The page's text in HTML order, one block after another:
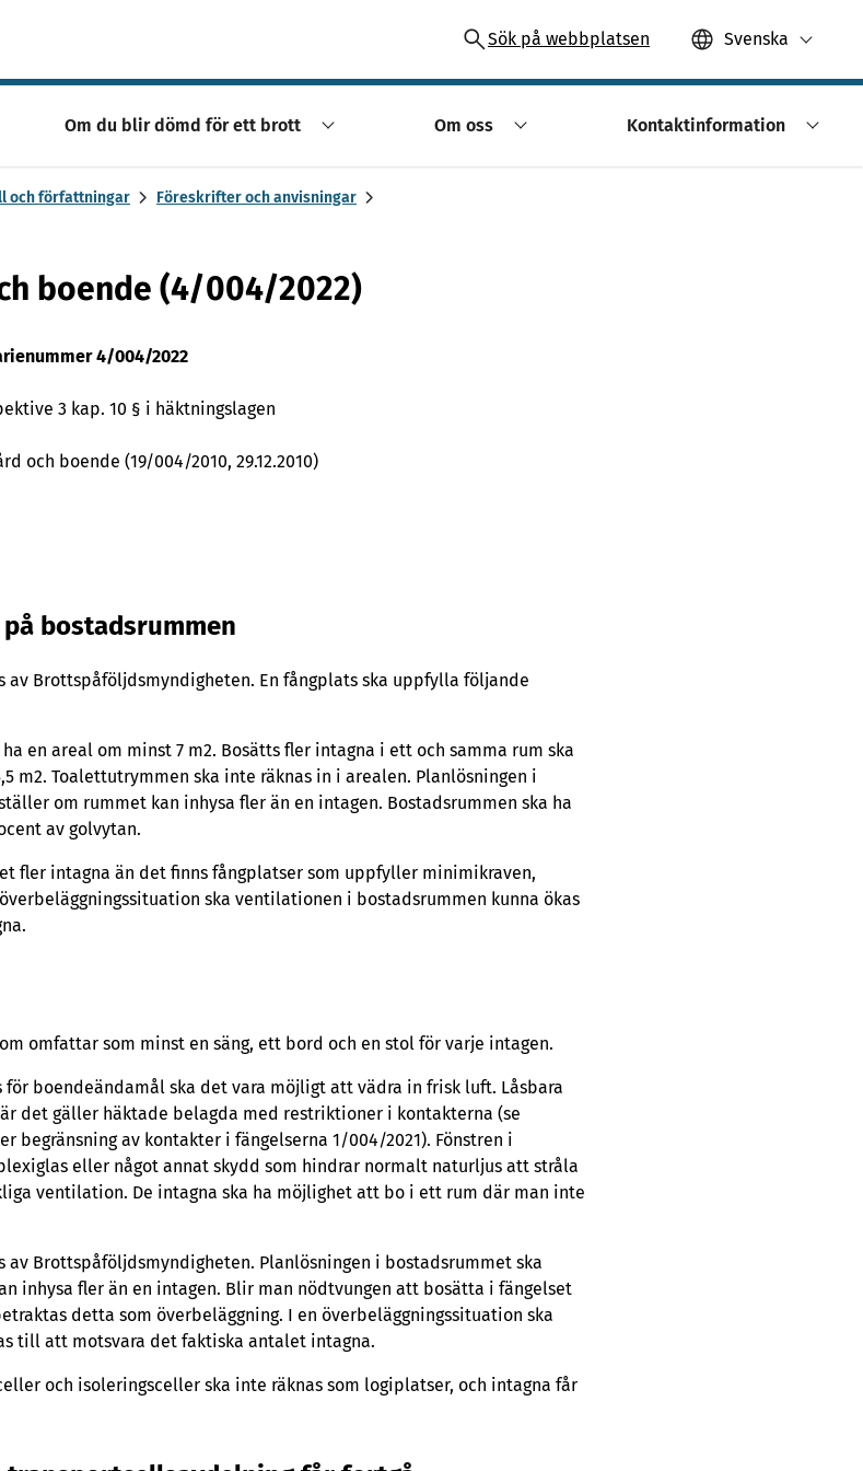
Sök på webbplatsen Svenska
Om du blir dömd för ett brott Om oss Kontaktinformation
och författningar
Föreskrifter och anvisningar
boende (4/004/2022)
4/004/2022
3 kap. 10 § i häktningslagen
och boende (19/004/2010, 29.12.2010)
bostadsrummen
Brottspåföljdsmyndigheten. En fångplats ska uppfylla följande
en areal om minst 7 m2. Bosätts fler intagna i ett och samma rum ska
m2. Toalettutrymmen ska inte räknas in i arealen. Planlösningen i
om rummet kan inhysa fler än en intagen. Bostadsrummen ska ha
av golvytan.
fler intagna än det finns fångplatser som uppfyller minimikraven,
ska ventilationen i bostadsrummen kunna ökas
omfattar som minst en säng, ett bord och en stol för varje intagen.
boendeändamål ska det vara möjligt att vädra in frisk luft. Låsbara
det gäller häktade belagda med restriktioner i kontakterna (se
begränsning av kontakter i fängelserna 1/004/2021). Fönstren i
eller något annat skydd som hindrar normalt naturljus att stråla
ventilation. De intagna ska ha möjlighet att bo i ett rum där man inte
Brottspåföljdsmyndigheten. Planlösningen i bostadsrummet ska
inhysa fler än en intagen. Blir man nödtvungen att bosätta i fängelset
detta som överbeläggning. I en överbeläggningssituation ska
till att motsvara det faktiska antalet intagna.
och isoleringsceller ska inte räknas som logiplatser, och intagna får